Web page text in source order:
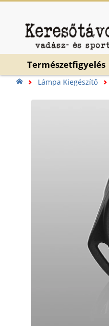
Természetfigyelés
Lámpa Kiegészítő